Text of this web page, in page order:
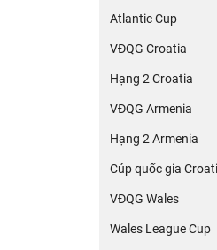
Atlantic Cup
VĐQG Croatia
Hạng 2 Croatia
VĐQG Armenia
Hạng 2 Armenia
Cúp quốc gia
VĐQG Wales
Wales League Cup